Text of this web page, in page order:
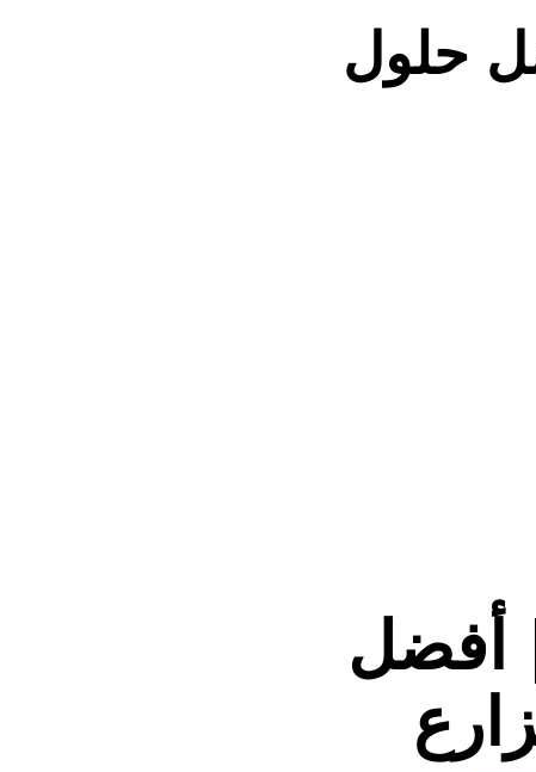
حلول
أفضل